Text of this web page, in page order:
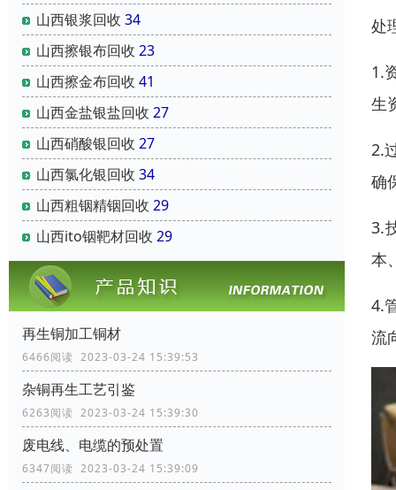
山西银浆回收 34
山西擦银布回收 23
山西擦金布回收 41
山西金盐银盐回收 27
山西硝酸银回收 27
山西氯化银回收 34
山西粗铟精铟回收 29
山西ito铟靶材回收 29
再生铜加工铜材
6466阅读 2023-03-24 15:39:53
杂铜再生工艺引鉴
6263阅读 2023-03-24 15:39:30
废电线、电缆的预处置
6347阅读 2023-03-24 15:39:09
处
1.
生
2.
确
3.
本
4.
流